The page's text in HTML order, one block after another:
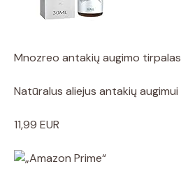
Mnozreo antakių augimo tirpalas
Natūralus aliejus antakių augimui
11,99 EUR